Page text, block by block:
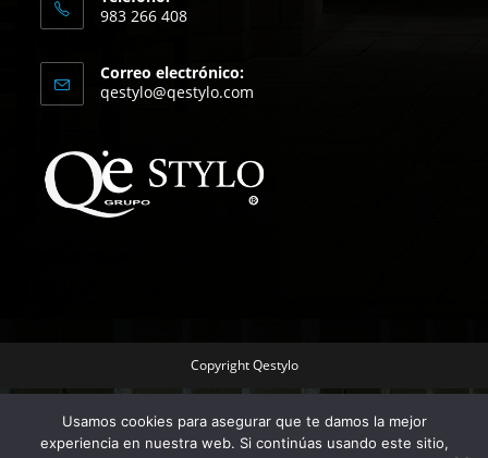
983 266 408
Correo electrónico:
qestylo@qestylo.com
Copyright Qestylo
Usamos cookies para asegurar que te damos la mejor
experiencia en nuestra web. Si continúas usando este sitio,